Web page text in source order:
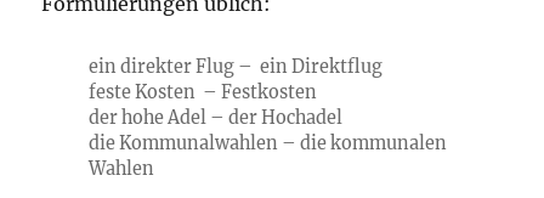
ein direkter Flug – ein Direktflug
feste Kosten – Festkosten
der hohe Adel – der Hochadel
die Kommunalwahlen – die kommunalen
Wahlen